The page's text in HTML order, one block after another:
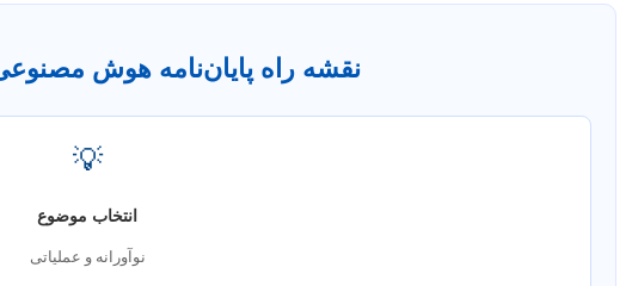
نقشه راه پایان‌نامه هوش
💡
انتخاب موضوع
نوآورانه و عملیاتی